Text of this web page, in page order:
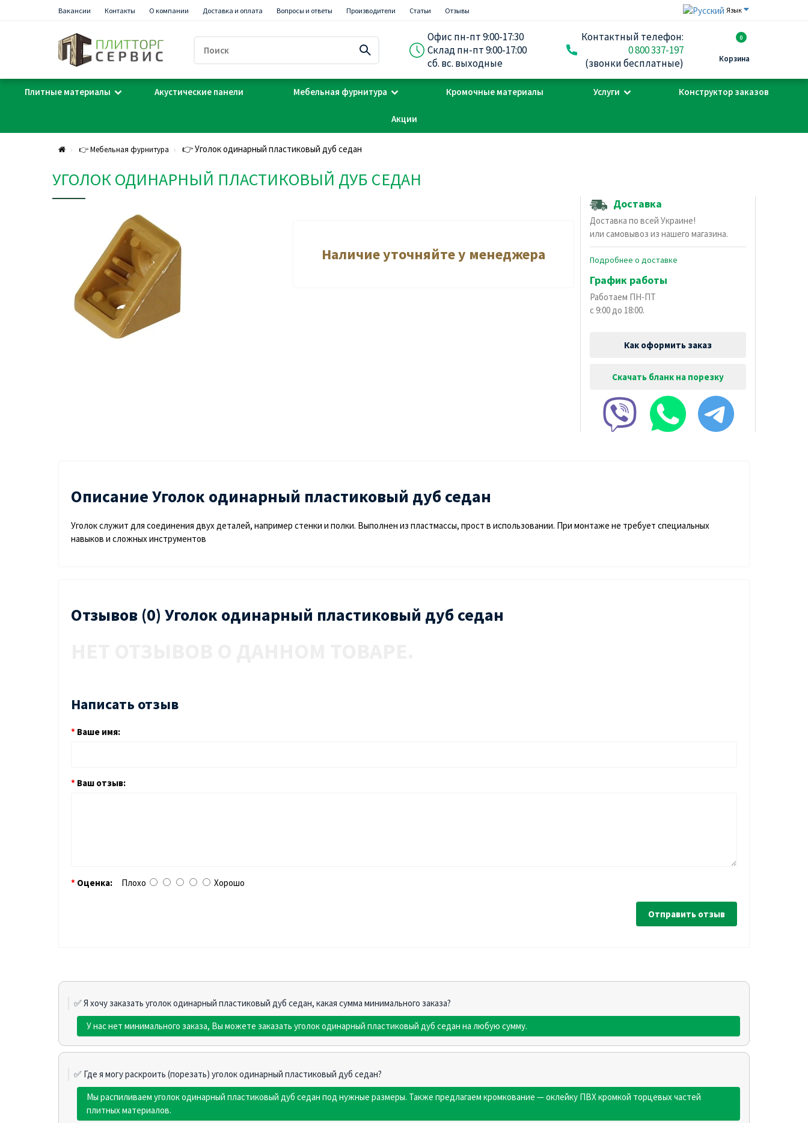
Вакансии Контакты О компании Доставка и оплата Вопросы и ответы Производители Статьи Отзывы Язык
Офис пн-пт 9:00-17:30
Склад пн-пт 9:00-17:00
сб. вс. выходные
Контактный телефон:
0 800 337-197
(звонки бесплатные)
0
Корзина
Плитные материалы Акустические панели Мебельная фурнитура Кромочные материалы Услуги Конструктор заказов
Акции
👉 Мебельная фурнитура 👉 Уголок одинарный пластиковый дуб седан
УГОЛОК ОДИНАРНЫЙ ПЛАСТИКОВЫЙ ДУБ СЕДАН
Наличие уточняйте у менеджера
Доставка
Доставка по всей Украине!
или самовывоз из нашего магазина.
Подробнее о доставке
График работы
Работаем ПН-ПТ
с 9:00 до 18:00.
Как оформить заказ
Скачать бланк на порезку
Описание Уголок одинарный пластиковый дуб седан
Уголок служит для соединения двух деталей, например стенки и полки. Выполнен из пластмассы, прост в использовании. При монтаже не требует специальных
навыков и сложных инструментов
Отзывов (0) Уголок одинарный пластиковый дуб седан
Написать отзыв
Ваше имя:
Ваш отзыв:
Оценка: Плохо Хорошо
Отправить отзыв
✅ Я хочу заказать уголок одинарный пластиковый дуб седан, какая сумма минимального заказа?
У нас нет минимального заказа, Вы можете заказать уголок одинарный пластиковый дуб седан на любую сумму.
✅ Где я могу раскроить (порезать) уголок одинарный пластиковый дуб седан?
Мы распиливаем уголок одинарный пластиковый дуб седан под нужные размеры. Также предлагаем кромкование — оклейку ПВХ кромкой торцевых частей
плитных материалов.